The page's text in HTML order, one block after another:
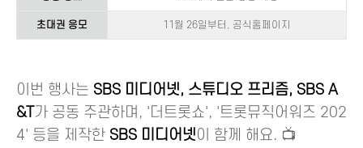
초대권 응모 11월 26일부터, 공식홈페이지
이번 행사는 SBS 미디어넷, 스튜디오 프리즘, SBS A
&T 가 공동 주관하며, '더트롯쇼', '트롯뮤직어워즈 202
4' 등을 제작한 SBS 미디어넷이 함께 해요. 📺